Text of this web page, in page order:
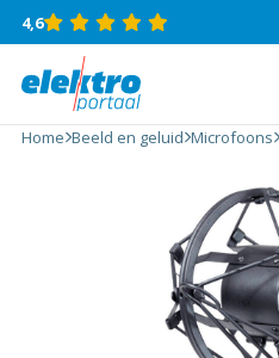
4,6
Home Beeld en geluid Microfoons
microfoonhouder